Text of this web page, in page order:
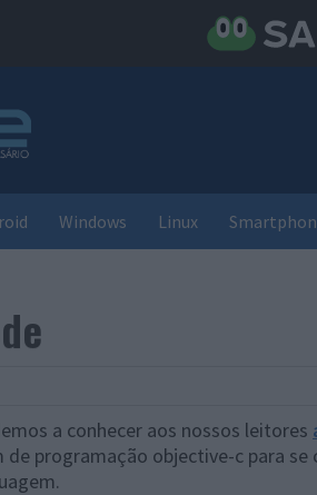
Windows Linux
a conhecer aos nossos leitores
de programação objective-c para se